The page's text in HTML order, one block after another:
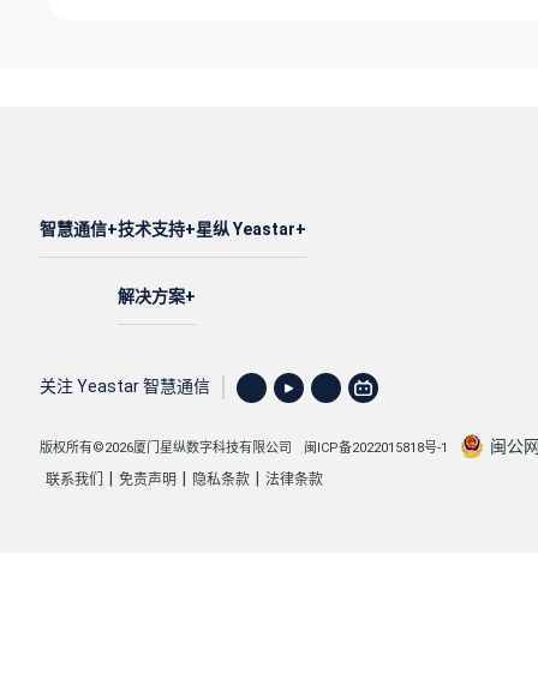
智慧通信 技术支持
解决方案
星纵 Yeastar
关注 Yeastar 智慧通信
版权所有©2026厦门星纵数字科技有限公司 闽ICP备2022015818号-1 闽公
联系我们 免责声明 隐私条款 法律条款